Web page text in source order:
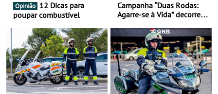
Opinião
poupar combustível
Campanha “Duas Rodas:
Agarre-se à Vida” decorre